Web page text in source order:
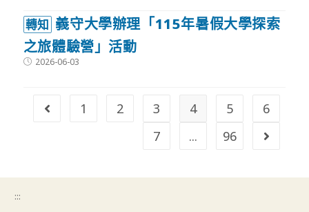
轉知 義守大學辦理「115年暑假大學探索
之旅體驗營」活動
Post2026-06-03
Go to the previous page
1 2 3 4 5
6
7
... 96 Go to
:::